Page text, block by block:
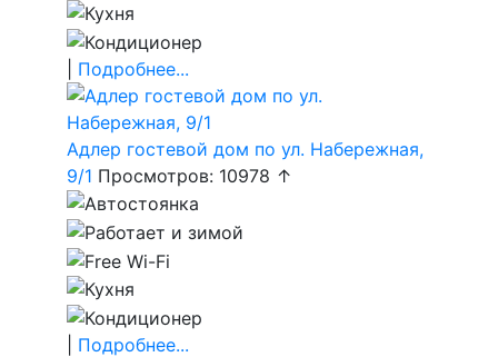
Подробнее...
Адлер гостевой дом по ул. Набережная,
9/1 Просмотров: 10978 ↑
Подробнее...